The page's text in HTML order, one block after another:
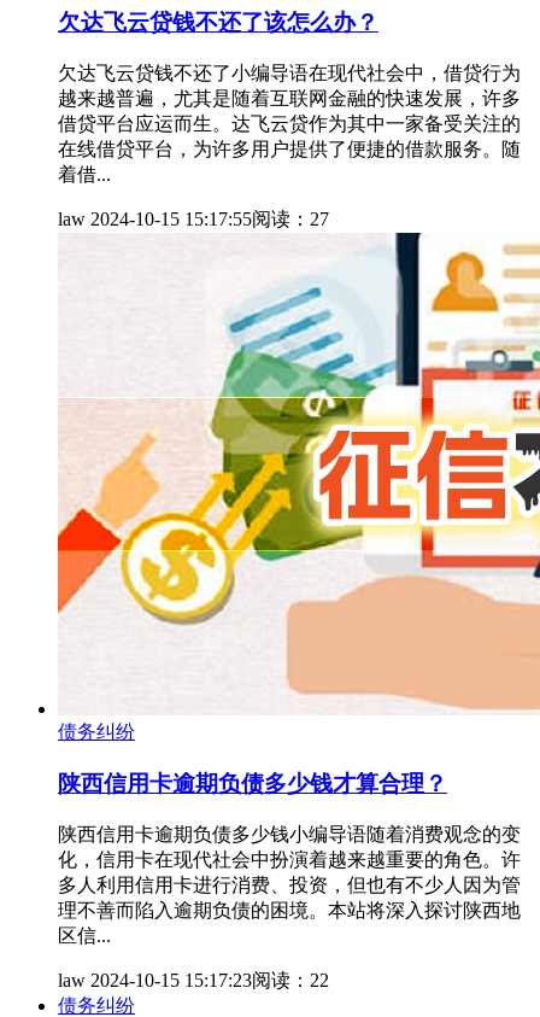
欠达飞云贷钱不还了该怎么办？
欠达飞云贷钱不还了小编导语在现代社会中，借贷行为
越来越普遍，尤其是随着互联网金融的快速发展，许多
借贷平台应运而生。达飞云贷作为其中一家备受关注的
在线借贷平台，为许多用户提供了便捷的借款服务。随
着借...
law 2024-10-15 15:17:55阅读：27
债务纠纷
陕西信用卡逾期负债多少钱才算合理？
陕西信用卡逾期负债多少钱小编导语随着消费观念的变
化，信用卡在现代社会中扮演着越来越重要的角色。许
多人利用信用卡进行消费、投资，但也有不少人因为管
理不善而陷入逾期负债的困境。本站将深入探讨陕西地
区信...
law 2024-10-15 15:17:23阅读：22
债务纠纷